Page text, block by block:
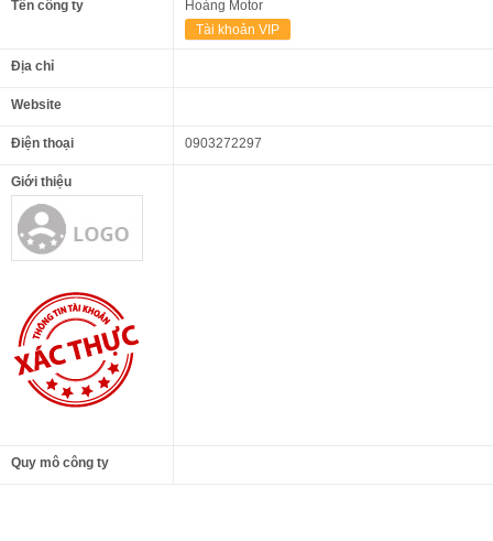
Tên công ty
Hoàng Motor
Tài khoản VIP
Địa chỉ
Website
Điện thoại 0903272297
Giới thiệu
Quy mô công ty